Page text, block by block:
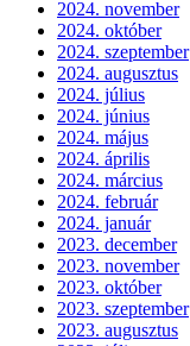
2024. november
2024. október
2024. szeptember
2024. augusztus
2024. július
2024. június
2024. május
2024. április
2024. március
2024. február
2024. január
2023. december
2023. november
2023. október
2023. szeptember
2023. augusztus